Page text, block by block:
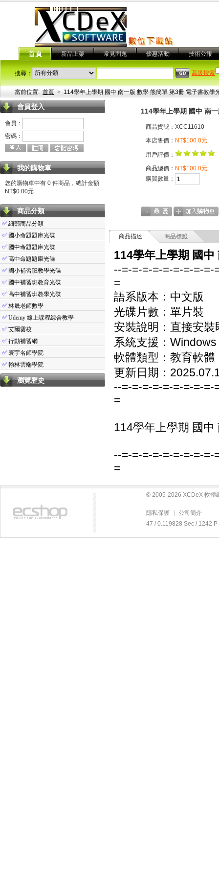
首頁 新品上架 常見問題 優惠活動 技術公報
搜尋： 高級搜索
當前位置: 首頁 > 114學年上學期 國中 南一版 數學 熊簡單 第3冊 電子書教學
會員登入
會員：
密碼：
我的購物車
您的購物車中有 0 件商品，總計金額
NT$0.00元
商品分類
✅細部商品分類
✅ 國小命題題庫光碟
✅ 國中命題題庫光碟
✅高中命題題庫光碟
✅ 國小補習班教學光碟
✅ 國中補習班教育光碟
✅高中補習班教學光碟
✅林晟老師數學
✅Udemy 線上課程綜合教學
✅艾爾雲校
✅行動補習網
✅寰宇名師學院
✅翰林雲端學院
瀏覽歷史
114學年上學期 國中 南
商品貨號：XCC11610
本店售價： NT$100.0元
用戶評價：
商品總價： NT$100.0元
購買數量：
商品描述 商品標籤
114學年上學期 國
--=-=-=-=-=-=-=-=-=-
=
語系版本：中文版
光碟片數：單片裝
安裝說明：直接安裝
系統支援：
軟體類型：教育軟體
更新日期：
--=-=-=-=-=-=-=-=-=-
=
114學年上學期 國
--=-=-=-=-=-=-=-=-=-
=
© 2005-2026 XCDeX 軟體
隱私保護
公司簡介
47 / 0.119828 Sec / 1242